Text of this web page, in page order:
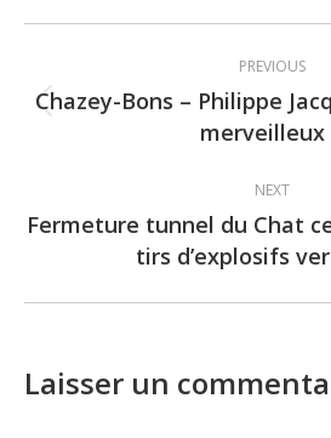
navigation
PREVIOUS
post:
Chazey-Bons – Philippe
merveilleux
NEXT
Next
post:
Fermeture tunnel du Chat
tirs d’explosifs
Laisser un